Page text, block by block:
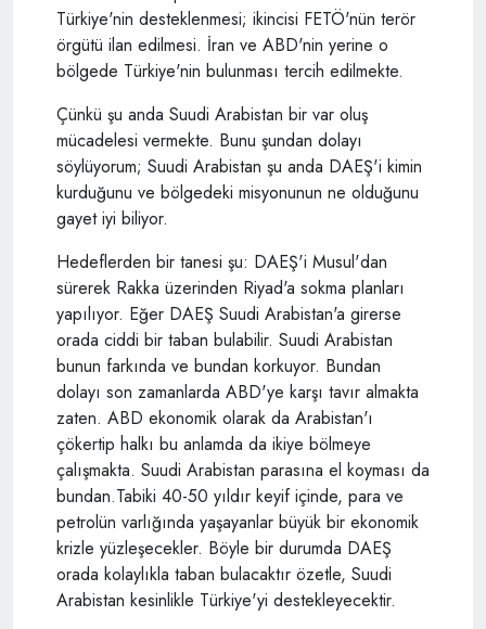
Türkiye'nin desteklenmesi; ikincisi FETÖ'nün terör
örgütü ilan edilmesi. İran ve ABD'nin yerine o
bölgede Türkiye'nin bulunması tercih edilmekte.
Çünkü şu anda Suudi Arabistan bir var oluş
mücadelesi vermekte. Bunu şundan dolayı
söylüyorum; Suudi Arabistan şu anda DAEŞ'i kimin
kurduğunu ve bölgedeki misyonunun ne olduğunu
gayet iyi biliyor.
Hedeflerden bir tanesi şu: DAEŞ'i Musul'dan
sürerek Rakka üzerinden Riyad'a sokma planları
yapılıyor. Eğer DAEŞ Suudi Arabistan'a girerse
orada ciddi bir taban bulabilir. Suudi Arabistan
bunun farkında ve bundan korkuyor. Bundan
dolayı son zamanlarda ABD'ye karşı tavır almakta
zaten. ABD ekonomik olarak da Arabistan'ı
çökertip halkı bu anlamda da ikiye bölmeye
çalışmakta. Suudi Arabistan parasına el koyması da
bundan.Tabiki 40-50 yıldır keyif içinde, para ve
petrolün varlığında yaşayanlar büyük bir ekonomik
krizle yüzleşecekler. Böyle bir durumda DAEŞ
orada kolaylıkla taban bulacaktır özetle, Suudi
Arabistan kesinlikle Türkiye'yi destekleyecektir.